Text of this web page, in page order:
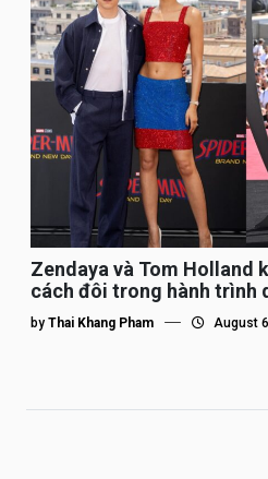
Zendaya và Tom Holland
cách đôi trong hành trình
by Thai Khang Pham August